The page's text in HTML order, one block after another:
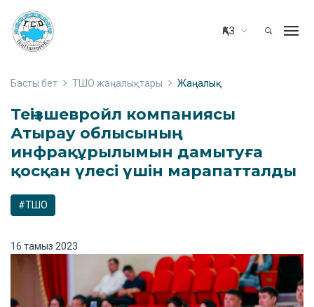
ҚАЗ
Басты бет ТШО жаңалықтары Жаңалық
Теңізшевройл компаниясы
Атырау облысының
инфрақұрылымын дамытуға
қосқан үлесі үшін марапатталды
#ТШО
16 тамыз 2023